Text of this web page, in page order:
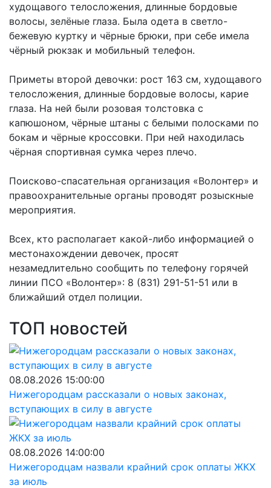
худощавого телосложения, длинные бордовые
волосы, зелёные глаза. Была одета в светло-
бежевую куртку и чёрные брюки, при себе имела
чёрный рюкзак и мобильный телефон.
Приметы второй девочки: рост 163 см, худощавого
телосложения, длинные бордовые волосы, карие
глаза. На ней были розовая толстовка с
капюшоном, чёрные штаны с белыми полосками по
бокам и чёрные кроссовки. При ней находилась
чёрная спортивная сумка через плечо.
Поисково-спасательная организация «Волонтер» и
правоохранительные органы проводят розыскные
мероприятия.
Всех, кто располагает какой-либо информацией о
местонахождении девочек, просят
незамедлительно сообщить по телефону горячей
линии ПСО «Волонтер»: 8 (831) 291-51-51 или в
ближайший отдел полиции.
ТОП новостей
08.08.2026 15:00:00
Нижегородцам рассказали о новых законах,
вступающих в силу в августе
08.08.2026 14:00:00
Нижегородцам назвали крайний срок оплаты ЖКХ
за июль